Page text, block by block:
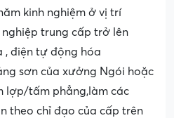
kinh nghiệm ở vị trí
trung cấp trở lên
, điện tự động hóa
sơn của xưởng Ngói hoặc
lợp/tấm phẳng,làm các
theo chỉ đạo của cấp trên